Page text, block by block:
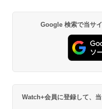
Google 検索で当サ
Watch+会員に登録して、